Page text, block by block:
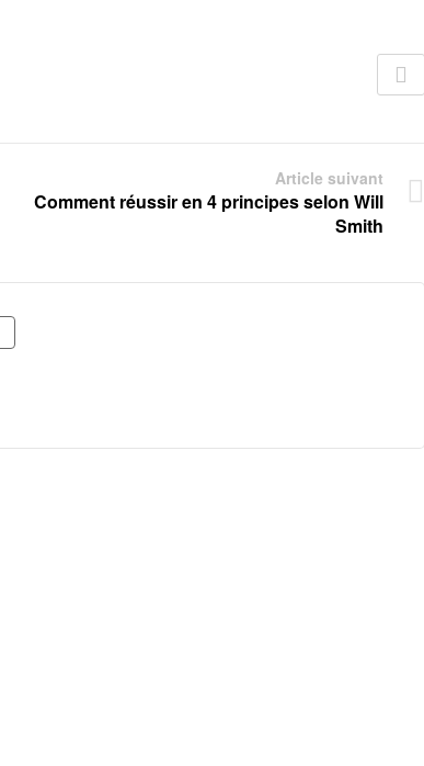
Article suivant
Comment réussir en 4 principes selon Will
Smith